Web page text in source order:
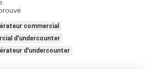
commercial
d'undercounter
d'undercounter